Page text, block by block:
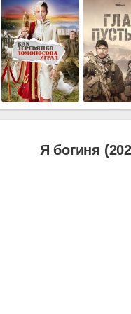
Я богиня